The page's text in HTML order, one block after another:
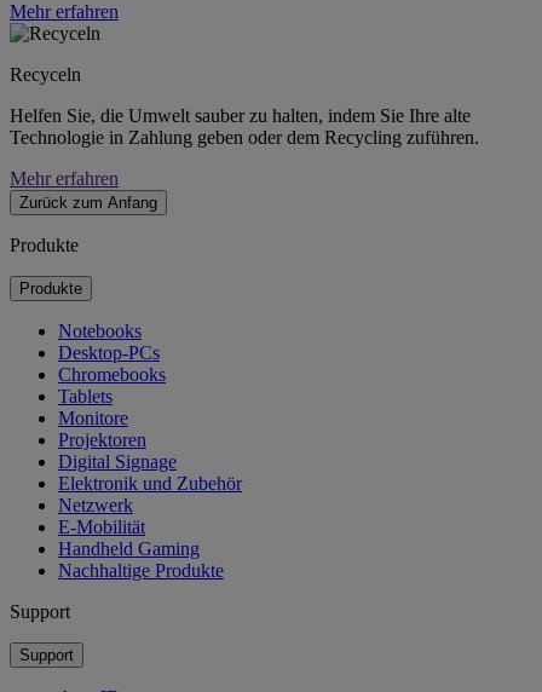
Mehr erfahren
Recyceln
Helfen Sie, die Umwelt sauber zu halten, indem Sie Ihre alte
Technologie in Zahlung geben oder dem Recycling zuführen.
Mehr erfahren
Zurück zum Anfang
Produkte
Produkte
Notebooks
Desktop-PCs
Chromebooks
Tablets
Monitore
Projektoren
Digital Signage
Elektronik und Zubehör
Netzwerk
E-Mobilität
Handheld Gaming
Nachhaltige Produkte
Support
Support